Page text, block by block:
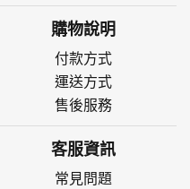
購物說明
付款方式
運送方式
售後服務
客服資訊
常見問題